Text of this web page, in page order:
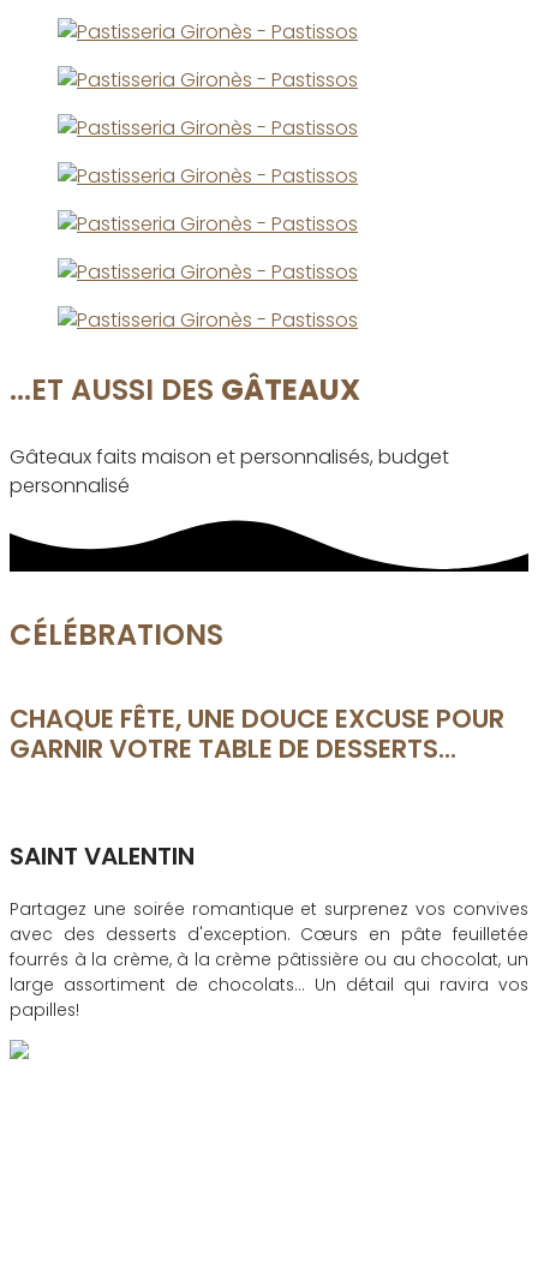
...ET AUSSI DES GÂTEAUX
Gâteaux faits maison et personnalisés, budget
personnalisé
CÉLÉBRATIONS
CHAQUE FÊTE, UNE DOUCE EXCUSE POUR
GARNIR VOTRE TABLE DE DESSERTS...
SAINT VALENTIN
Partagez une soirée romantique et surprenez vos convives
avec des desserts d'exception. Cœurs en pâte feuilletée
fourrés à la crème, à la crème pâtissière ou au chocolat, un
large assortiment de chocolats… Un détail qui ravira vos
papilles!